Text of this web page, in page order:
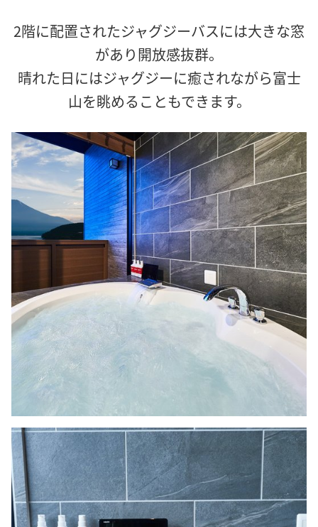
2階に配置されたジャグジーバスには大きな窓
があり開放感抜群。
晴れた日にはジャグジーに癒されながら富士
山を眺めることもできます。